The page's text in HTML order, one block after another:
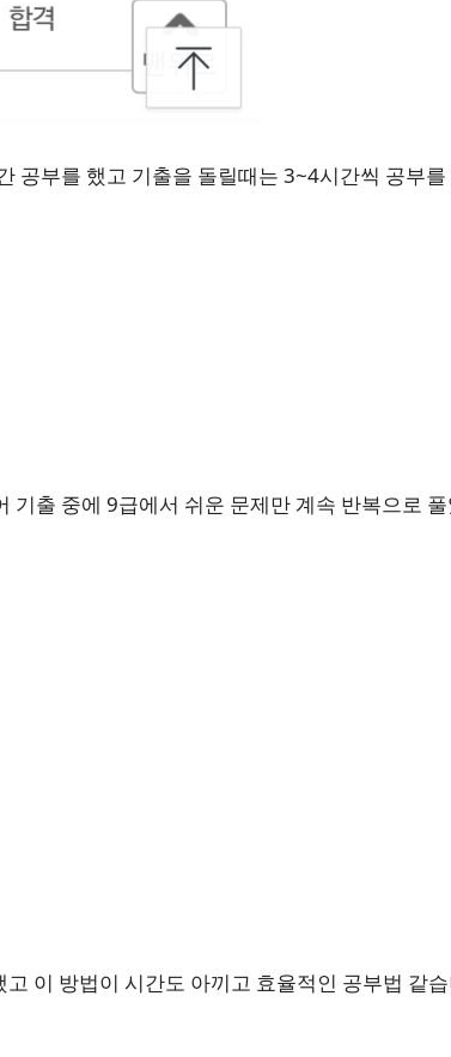
공부를 했고 기출을 돌릴때는 3~4시간씩 공부
출 중에 9급에서 쉬운 문제만 계속 반복으로
이 방법이 시간도 아끼고 효율적인 공부법 같